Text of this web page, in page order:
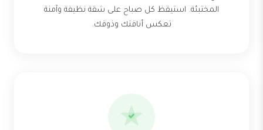
المختبئة. استيقظ كل صباح على شقة نظيفة وآمنة
تعكس أناقتك وذوقك.